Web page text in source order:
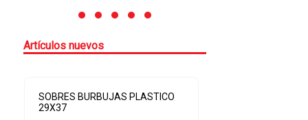
Artículos nuevos
SOBRES BURBUJAS PLASTICO
20X27,5